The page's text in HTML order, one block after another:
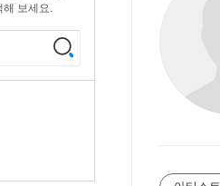
해 보세요.